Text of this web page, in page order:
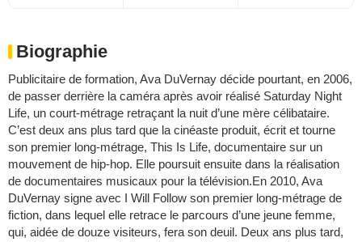
Biographie
Publicitaire de formation, Ava DuVernay décide pourtant, en 2006,
de passer derrière la caméra après avoir réalisé Saturday Night
Life, un court-métrage retraçant la nuit d’une mère célibataire.
C’est deux ans plus tard que la cinéaste produit, écrit et tourne
son premier long-métrage, This Is Life, documentaire sur un
mouvement de hip-hop. Elle poursuit ensuite dans la réalisation
de documentaires musicaux pour la télévision.En 2010, Ava
DuVernay signe avec I Will Follow son premier long-métrage de
fiction, dans lequel elle retrace le parcours d’une jeune femme,
qui, aidée de douze visiteurs, fera son deuil. Deux ans plus tard,